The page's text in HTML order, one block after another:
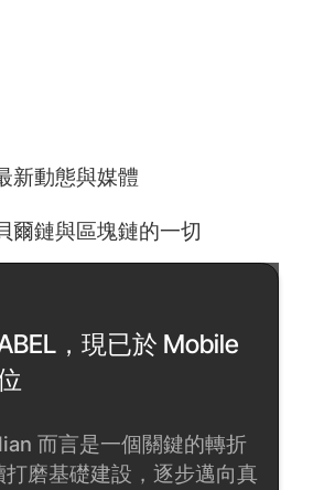
新動態與媒體
爾鏈與區塊鏈的一切
，現已於 Mobile
而言是一個關鍵的轉折
磨基礎建設，逐步邁向真